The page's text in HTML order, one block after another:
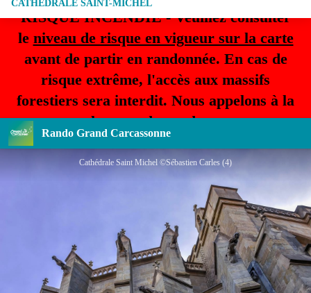
RISQUE INCENDIE - Veuillez consulter
le niveau de risque en vigueur sur la carte
avant de partir en randonnée. En cas de
risque extrême, l'accès aux massifs
forestiers sera interdit. Nous appelons à la
plus grande prudence.
Rando Grand Carcassonne
CATHÉDRALE SAINT-MICHEL
Cathédrale Saint Michel ©Sébastien Carles (4)